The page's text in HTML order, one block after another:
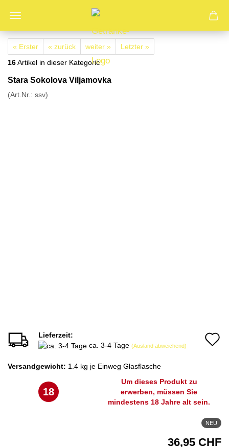
« Erster « zurück weiter »
Letzter »
16Artikel in dieser Kategorie
Stara Sokolova Viljamovka
(Art.Nr.: ssv)
Lieferzeit:
ca. 3-4 Tage (Ausland abweichend)
Versandgewicht: 1.4 kg je Einweg Glasflasche
18
Um dieses Produkt zu
erwerben, müssen Sie
mindestens 18 Jahre alt sein.
NEU
36,95 CHF